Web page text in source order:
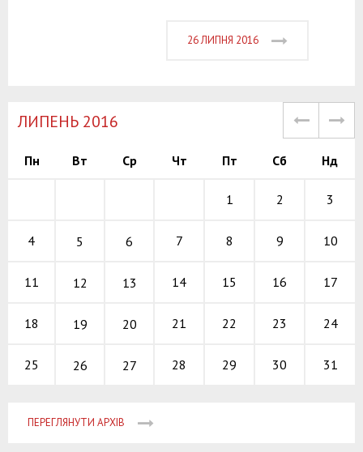
26 ЛИПНЯ 2016
ЛИПЕНЬ 2016
Пн Вт Ср Чт Пт Сб Нд
1 2 3
4 5 6 7 8 9 10
11 12 13 14 15 16 17
18 19 20 21 22 23 24
25 26 27 28 29 30 31
ПЕРЕГЛЯНУТИ АРХІВ